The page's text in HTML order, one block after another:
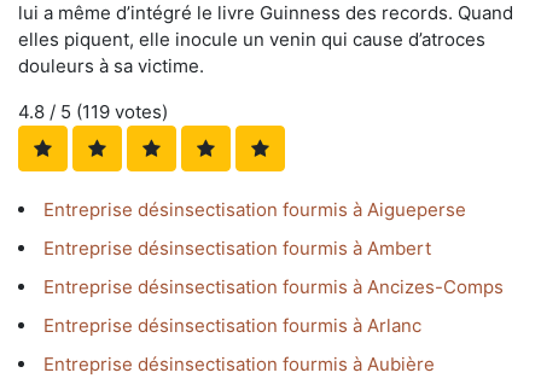
lui a même d’intégré le livre Guinness des records. Quand
elles piquent, elle inocule un venin qui cause d’atroces
douleurs à sa victime.
4.8 / 5 (119 votes)
Entreprise désinsectisation fourmis à Aigueperse
Entreprise désinsectisation fourmis à Ambert
Entreprise désinsectisation fourmis à Ancizes-Comps
Entreprise désinsectisation fourmis à Arlanc
Entreprise désinsectisation fourmis à Aubière